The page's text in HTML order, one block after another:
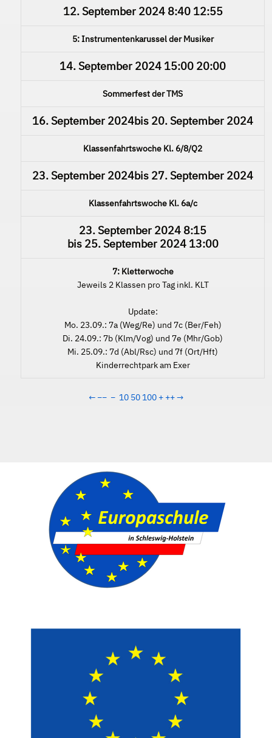
12. September 20248:40 12:55
5: Instrumentenkarussel der Musiker
14. September 2024 15:00 20:00
Sommerfest der TMS
16. September 2024bis 20. September 2024
Klassenfahrtswoche Kl. 6/8/Q2
23. September 2024bis 27. September 2024
Klassenfahrtswoche Kl. 6a/c
23. September 2024 8:15
bis 25. September 202413:00
7: Kletterwoche
Jeweils 2 Klassen pro Tag inkl. KLT
Update:
Mo. 23.09.: 7a (Weg/Re) und 7c (Ber/Feh)
Di. 24.09.: 7b (Klm/Vog) und 7e (Mhr/Gob)
Mi. 25.09.: 7d (Abl/Rsc) und 7f (Ort/Hft)
Kinderrechtpark am Exer
← −− − 10 50 100 + ++→